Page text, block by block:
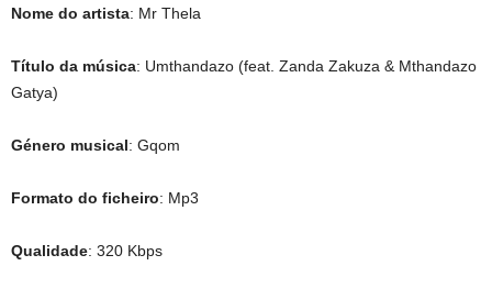
Nome do artista: Mr Thela
Título da música: Umthandazo (feat. Zanda Zakuza & Mthandazo
Gatya)
Género musical: Gqom
Formato do ficheiro: Mp3
Qualidade: 320 Kbps